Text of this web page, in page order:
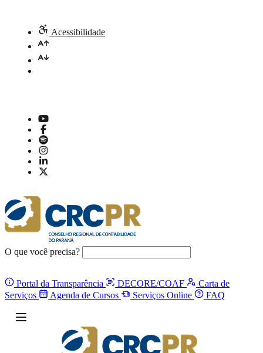
Acessibilidade
O que você precisa?
Portal da Transparência DECORE/COAF
Carta de
Serviços
Agenda de Cursos Serviços Online FAQ